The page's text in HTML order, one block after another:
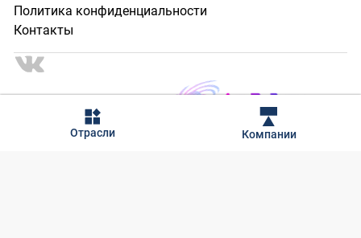
Отрасли Компании
Политика конфиденциальности
Контакты
2024 - 2025 © Сделано в Тольятти. Все права защищены.